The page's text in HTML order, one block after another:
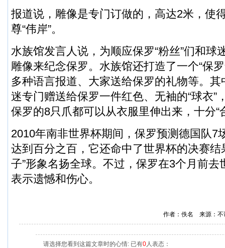
报道说，雕像是专门订做的，高达2米，使
尊“伟岸”。
水族馆发言人说，为顺应保罗“粉丝”们和球
雕像来纪念保罗。水族馆还打造了一个“保
多种语言报道、大家送给保罗的礼物等。
迷专门赠送给保罗一件红色、无袖的“球衣”
保罗的8只爪都可以从衣服里伸出来，十分“
2010年南非世界杯期间，保罗预测德国队7
达到百分之百，它还命中了世界杯的决赛结
子”形象名扬全球。不过，保罗在3个月前去
表示遗憾和伤心。
作者：佚名 来源：
请选择您看到这篇文章时的心情: 已有0人表态：